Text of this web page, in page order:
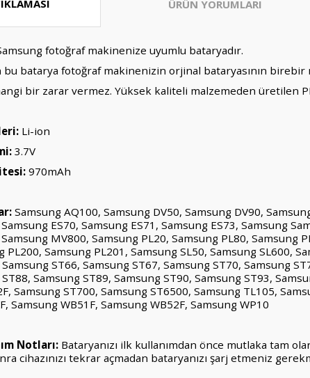
ÜRÜN YORUMLARI
fotoğraf makinenize uyumlu bataryadır.
bu batarya fotoğraf makinenizin orjinal bataryasının birebir
bir zarar vermez. Yüksek kaliteli malzemeden üretilen
Li-ion
3.7V
970mAh
Samsung AQ100, Samsung DV50, Samsung DV90,
ES70, Samsung ES71, Samsung ES73, Samsung
MV800, Samsung PL20, Samsung PL80, Samsung
PL200, Samsung PL201, Samsung SL50, Samsung SL600,
ST66, Samsung ST67, Samsung ST70, Samsung
Samsung ST89, Samsung ST90, Samsung ST93,
Samsung ST700, Samsung ST6500, Samsung TL105,
Samsung WB51F, Samsung WB52F, Samsung WP10
Notları: Bataryanızı ilk kullanımdan önce mutlaka tam
cihazınızı tekrar açmadan bataryanızı şarj etmeniz